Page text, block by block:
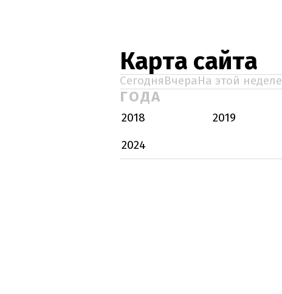
Карта сайта
СегодняВчераНа этой неделе
ГОДА
2018 2019
2024